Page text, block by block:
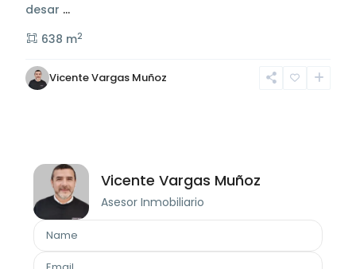
desar ...
638 m2
Vicente Vargas Muñoz
Vicente Vargas Muñoz
Asesor Inmobiliario